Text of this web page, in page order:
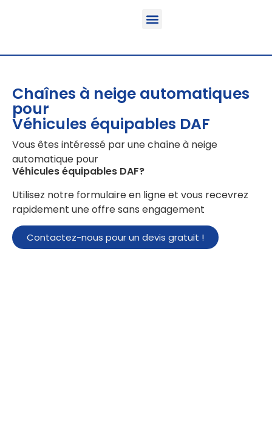
Chaînes à neige automatiques
pour
Véhicules équipables DAF
Vous êtes intéressé par une chaîne à neige
automatique pour
Véhicules équipables DAF?
Utilisez notre formulaire en ligne et vous recevrez
rapidement une offre sans engagement
Contactez-nous pour un devis gratuit !